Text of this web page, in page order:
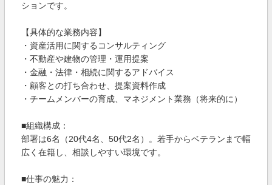
ションです。
【具体的な業務内容】
・資産活用に関するコンサルティング
・不動産や建物の管理・運用提案
・金融・法律・相続に関するアドバイス
・顧客との打ち合わせ、提案資料作成
・チームメンバーの育成、マネジメント業務（将来的に）
■組織構成：
部署は6名（20代4名、50代2名）。若手からベテランまで幅
広く在籍し、相談しやすい環境です。
■仕事の魅力：